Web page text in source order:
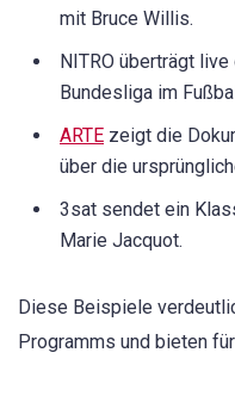
mit Bruce Willis.
NITRO überträgt
Bundesliga im
ARTE zeigt die
über die
3sat sendet ein
Marie Jacquot.
Diese Beispiele
Programms und bieten